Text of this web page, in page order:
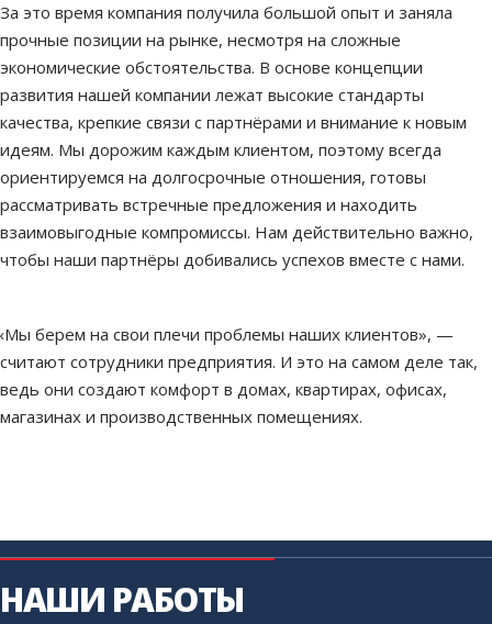
За это время компания получила большой опыт и заняла
прочные позиции на рынке, несмотря на сложные
экономические обстоятельства. В основе концепции
развития нашей компании лежат высокие стандарты
качества, крепкие связи с партнёрами и внимание к новым
идеям. Мы дорожим каждым клиентом, поэтому всегда
ориентируемся на долгосрочные отношения, готовы
рассматривать встречные предложения и находить
взаимовыгодные компромиссы. Нам действительно важно,
чтобы наши партнёры добивались успехов вместе с нами.
берем на свои плечи проблемы наших клиентов», —
считают сотрудники предприятия. И это на самом деле так,
ведь они создают комфорт в домах, квартирах, офисах,
магазинах и производственных помещениях.
НАШИ РАБОТЫ